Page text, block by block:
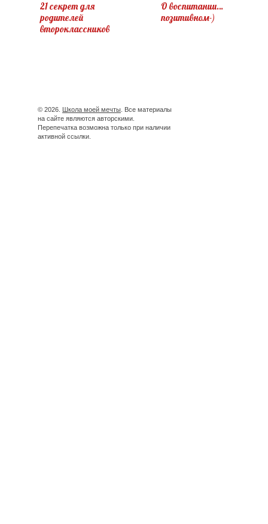
21 секрет для
родителей
второклассников
О воспитании…
позитивном-)
© 2026. Школа моей мечты . Все материалы
на сайте являются авторскими.
Перепечатка возможна только при наличии
активной ссылки.